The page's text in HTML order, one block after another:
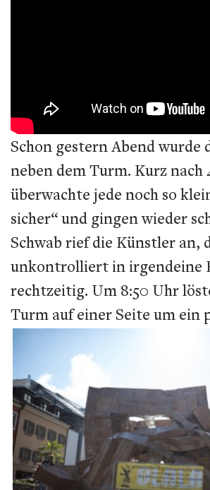
Schon gestern Abend
neben dem Turm. Kurz
überwachte jede noch so
sicher“ und gingen wieder
Schwab rief die Künstler an,
unkontrolliert in irgendeine
rechtzeitig. Um 8:50 Uhr
Turm auf einer Seite um